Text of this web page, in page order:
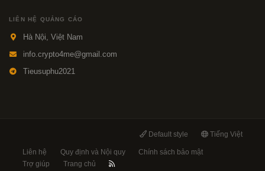
LIÊN HỆ QUẢNG CÁO
Hà Nội, Việt Nam
info.crypto4me@gmail.com
Tieusuphu2021
Default style Tiếng Việt
Liên hệ Quy định và Nội quy
Chính sách bảo mật
Trợ giúp
Trang chủ